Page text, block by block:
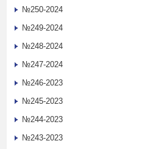
№250-2024
№249-2024
№248-2024
№247-2024
№246-2023
№245-2023
№244-2023
№243-2023